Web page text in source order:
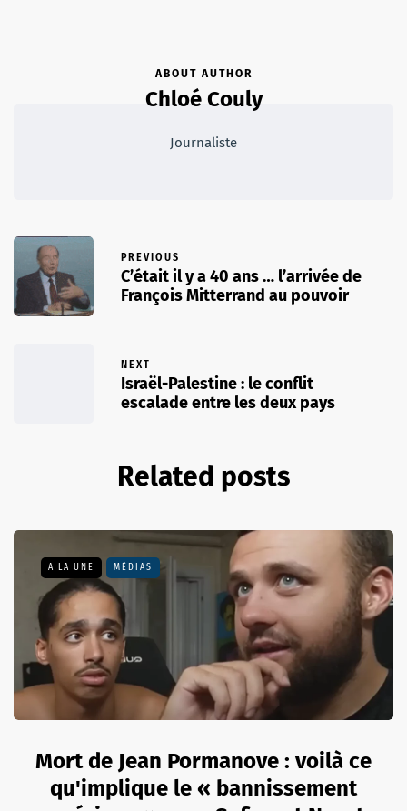
ABOUT AUTHOR
Chloé Couly
Journaliste
PREVIOUS
C’était il y a 40 ans … l’arrivée de
François Mitterrand au pouvoir
NEXT
Israël-Palestine : le conflit
escalade entre les deux pays
Related posts
A LA UNE MÉDIAS
Mort de Jean Pormanove : voilà ce
qu'implique le « bannissement